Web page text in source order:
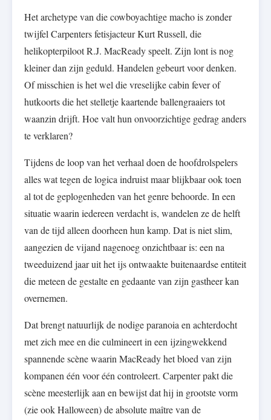
Het archetype van die cowboyachtige macho is zonder
twijfel Carpenters fetisjacteur Kurt Russell, die
helikopterpiloot R.J. MacReady speelt. Zijn lont is nog
kleiner dan zijn geduld. Handelen gebeurt voor denken.
Of misschien is het wel die vreselijke cabin fever of
hutkoorts die het stelletje kaartende ballengraaiers tot
waanzin drijft. Hoe valt hun onvoorzichtige gedrag anders
te verklaren?
Tijdens de loop van het verhaal doen de hoofdrolspelers
alles wat tegen de logica indruist maar blijkbaar ook toen
al tot de geplogenheden van het genre behoorde. In een
situatie waarin iedereen verdacht is, wandelen ze de helft
van de tijd alleen doorheen hun kamp. Dat is niet slim,
aangezien de vijand nagenoeg onzichtbaar is: een na
tweeduizend jaar uit het ijs ontwaakte buitenaardse entiteit
die meteen de gestalte en gedaante van zijn gastheer kan
overnemen.
Dat brengt natuurlijk de nodige paranoia en achterdocht
met zich mee en die culmineert in een ijzingwekkend
spannende scène waarin MacReady het bloed van zijn
kompanen één voor één controleert. Carpenter pakt die
scène meesterlijk aan en bewijst dat hij in grootste vorm
(zie ook Halloween) de absolute maître van de